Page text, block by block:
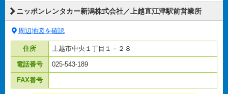
ニッポンレンタカー新潟株式会社／上越直江津駅前営業所
周辺地図を確認
住所 上越市中央１丁目１－２８
電話番号 025-543-189
FAX番号